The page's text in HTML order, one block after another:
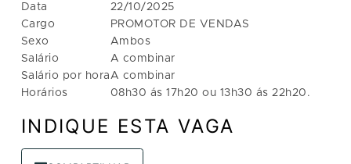
Data
Cargo
Sexo
Salário
Salário por hora
Horários
22/10/2025
PROMOTOR DE VENDAS
Ambos
A combinar
A combinar
08h30 ás 17h20 ou 13h30 ás 22h20.
INDIQUE ESTA VAGA